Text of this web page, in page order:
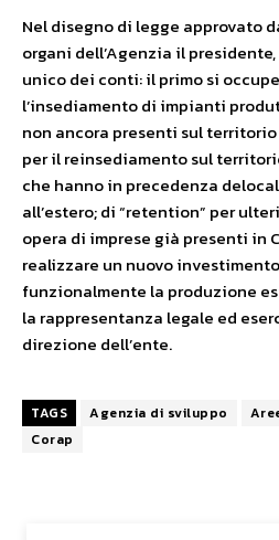
Nel disegno di legge approvato
organi dell’Agenzia il
unico dei conti: il primo si
l’insediamento di impianti
non ancora presenti sul
per il reinsediamento sul
che hanno in precedenza
all’estero; di “retention” per
opera di imprese già presenti in
realizzare un nuovo
funzionalmente la produzione
la rappresentanza legale ed
direzione dell’ente.
TAGS Agenzia di sviluppo
Corap